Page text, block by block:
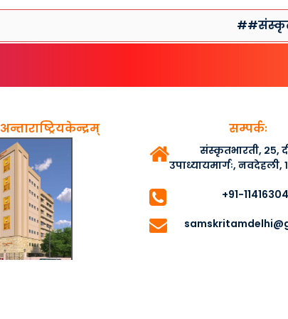
सम्पर्कः
संस्कृतभारती, २५,
उपाध्यायमार्गः, नवदेहली,
+91-